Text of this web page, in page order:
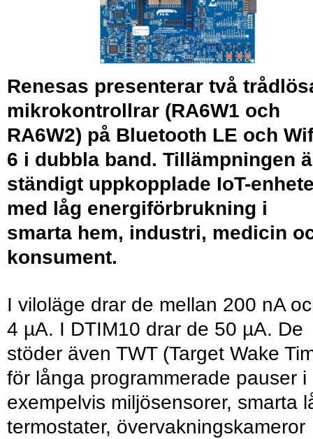
Renesas presenterar två
mikrokontrollrar (RA6W1 och
RA6W2) på Bluetooth LE och
6 i dubbla band. Tillämpningen
ständigt uppkopplade IoT-
med låg energiförbrukning i
smarta hem, industri, medicin
konsument.
I viloläge drar de mellan 200 nA
4 µA. I DTIM10 drar de 50 µA. De
stöder även TWT (Target Wake
för långa programmerade pauser i
exempelvis miljösensorer, smarta
termostater, övervakningskameror